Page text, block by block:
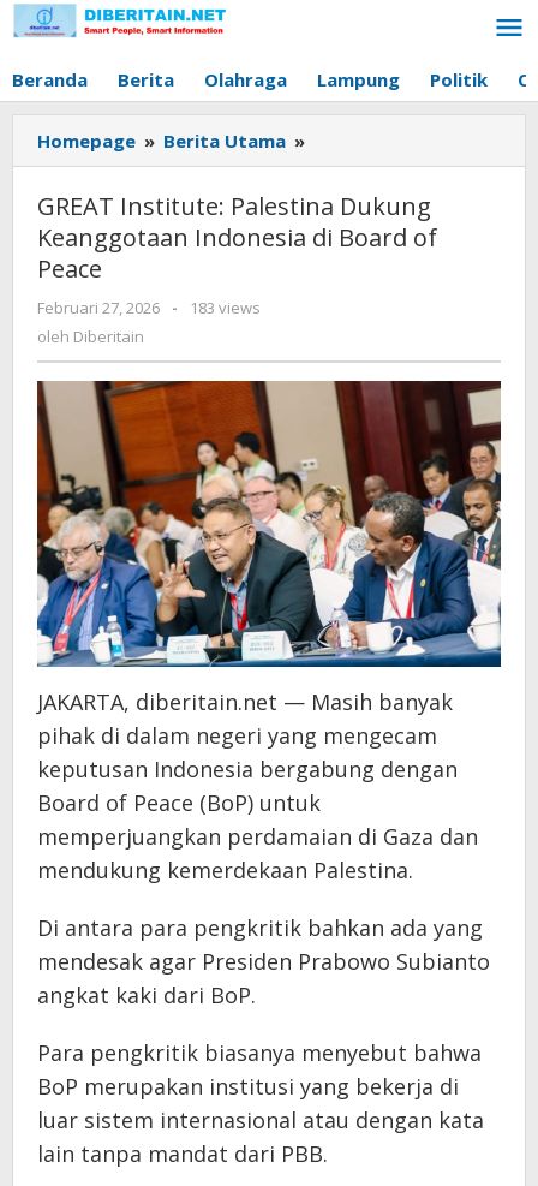
Lewati
ke
Beranda Berita Olahraga Lampung Politik
Homepage » Berita Utama »
Institute:
Palestina
Dukung
Keanggotaan
Peace
GREAT Institute: Palestina Dukung
Keanggotaan Indonesia di Board of
Peace
Februari 27, 2026
oleh
-
183 views
oleh Diberitain
JAKARTA, diberitain.net — Masih banyak
pihak di dalam negeri yang mengecam
keputusan Indonesia bergabung dengan
Board of Peace (BoP) untuk
memperjuangkan perdamaian di Gaza dan
mendukung kemerdekaan Palestina.
Di antara para pengkritik bahkan ada yang
mendesak agar Presiden Prabowo Subianto
angkat kaki dari BoP.
Para pengkritik biasanya menyebut bahwa
BoP merupakan institusi yang bekerja di
luar sistem internasional atau dengan kata
lain tanpa mandat dari PBB.